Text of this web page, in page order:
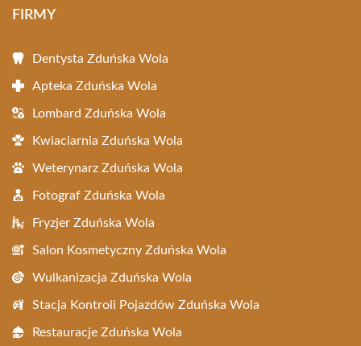
FIRMY
Dentysta Zduńska Wola
Apteka Zduńska Wola
Lombard Zduńska Wola
Kwiaciarnia Zduńska Wola
Weterynarz Zduńska Wola
Fotograf Zduńska Wola
Fryzjer Zduńska Wola
Salon Kosmetyczny Zduńska Wola
Wulkanizacja Zduńska Wola
Stacja Kontroli Pojazdów Zduńska Wola
Restauracje Zduńska Wola